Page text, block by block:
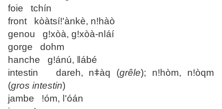
foie tchín
front kòàtsíǃ'ànkè, nǃhàò
genou gǃxòà, gǃxòà-nǀáí
gorge dohm
hanche gǃánú, ǁábé
intestin dareh, nǂàq (grêle); nǃhòm, nǃòqm
(gros intestin)
jambe ǃóm, ǀ'óán